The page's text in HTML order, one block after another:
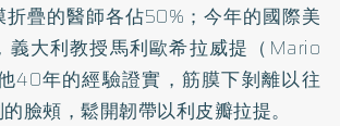
疊的醫師各佔50%；今年的國際美
義大利教授馬利歐希拉威提（Mario
40年的經驗證實，筋膜下剝離以往
臉頰，鬆開韌帶以利皮瓣拉提。